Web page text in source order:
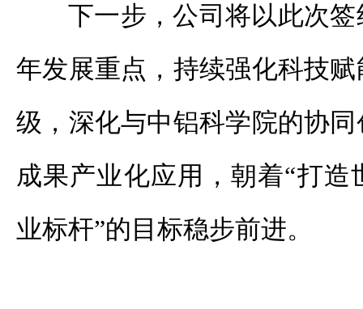
下一步，公司将以此次
年发展重点，持续强化科技
级，深化与中铝科学院的协
成果产业化应用，朝着“打
业标杆”的目标稳步前进。